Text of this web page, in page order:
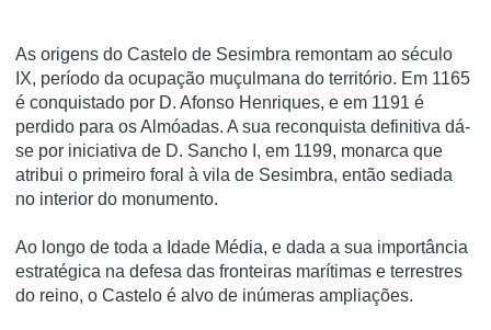
As origens do Castelo de Sesimbra remontam ao século
IX, período da ocupação muçulmana do território. Em 1165
é conquistado por D. Afonso Henriques, e em 1191 é
perdido para os Almóadas. A sua reconquista definitiva dá-
se por iniciativa de D. Sancho I, em 1199, monarca que
atribui o primeiro foral à vila de Sesimbra, então sediada
no interior do monumento.
Ao longo de toda a Idade Média, e dada a sua importância
estratégica na defesa das fronteiras marítimas e terrestres
do reino, o Castelo é alvo de inúmeras ampliações.